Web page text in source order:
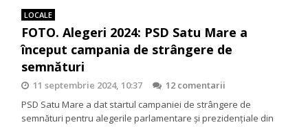
LOCALE
FOTO. Alegeri 2024: PSD Satu Mare a
început campania de strângere de
semnături
11 septembrie 2024, 10:37
12 comentarii
PSD Satu Mare a dat startul campaniei de strângere de
semnături pentru alegerile parlamentare și prezidențiale din